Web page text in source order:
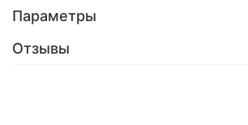
Параметры
Отзывы